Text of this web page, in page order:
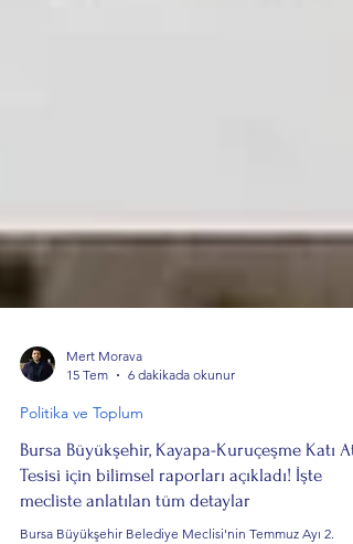
15 Tem
6 dakikada okunur
Politika ve Toplum
Bursa Büyükşehir, Kayapa-Kuruçeşme Katı
Tesisi için bilimsel raporları açıkladı! İşte
mecliste anlatılan tüm detaylar